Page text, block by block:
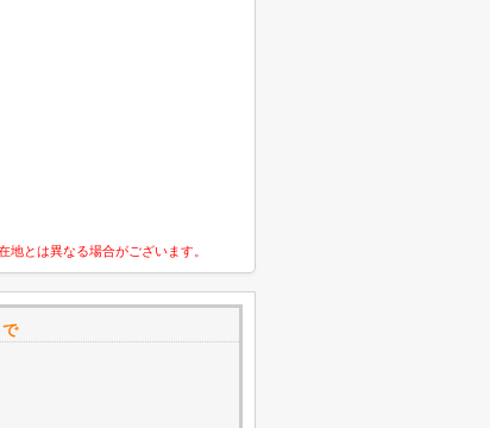
とは異なる場合がございます。